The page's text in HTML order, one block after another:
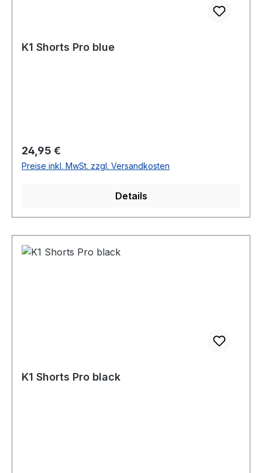
K1 Shorts Pro blue
Regulärer Preis:
24,95 €
Preise inkl. MwSt. zzgl. Versandkosten
Details
K1 Shorts Pro black